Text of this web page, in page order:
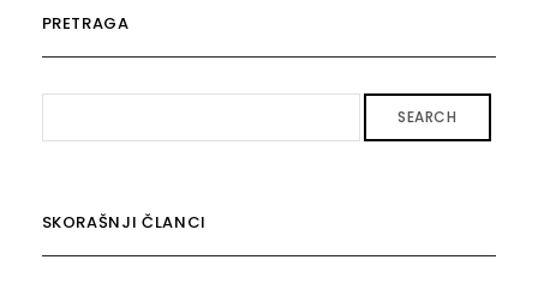
PRETRAGA
SEARCH
SKORAŠNJI ČLANCI